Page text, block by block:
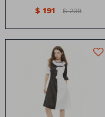
$ 191 $ 239